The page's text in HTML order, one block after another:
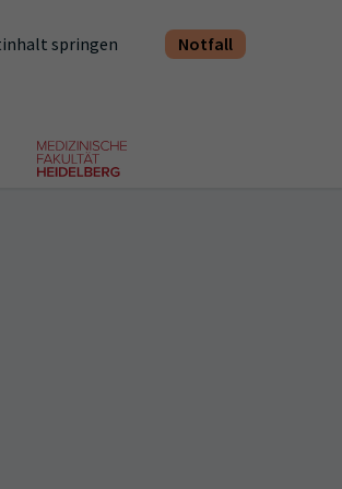
springen Notfall